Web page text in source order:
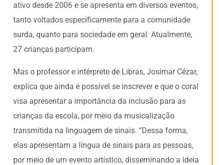
ativo desde 2006 e se apresenta em diversos eventos,
tanto voltados especificamente para a comunidade
surda, quanto para sociedade em geral. Atualmente,
27 crianças participam.
Mas o professor e intérprete de Libras, Josimar Cézar,
explica que ainda é possível se inscrever e que o coral
visa apresentar a importância da inclusão para as
crianças da escola, por meio da musicalização
transmitida na linguagem de sinais. “Dessa forma,
elas apresentam a língua de sinais para as pessoas,
por meio de um evento artístico, disseminando a ideia